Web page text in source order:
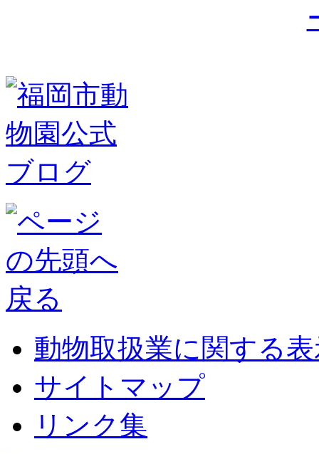
動物取扱業に関する
サイトマップ
リンク集